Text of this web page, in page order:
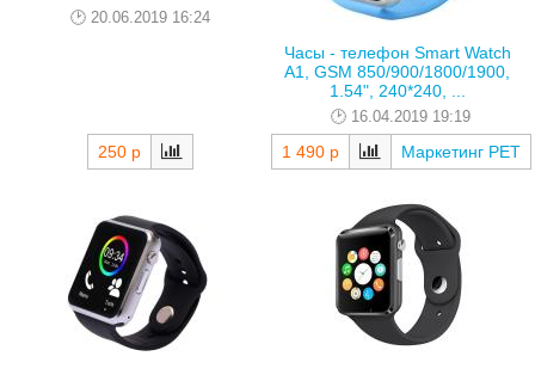
20.06.2019 16:24
250 р
Часы - телефон Smart Watch
A1, GSM 850/900/1800/1900,
1.54", 240*240, ...
16.04.2019 19:19
1 490 р Маркетинг РЕТ